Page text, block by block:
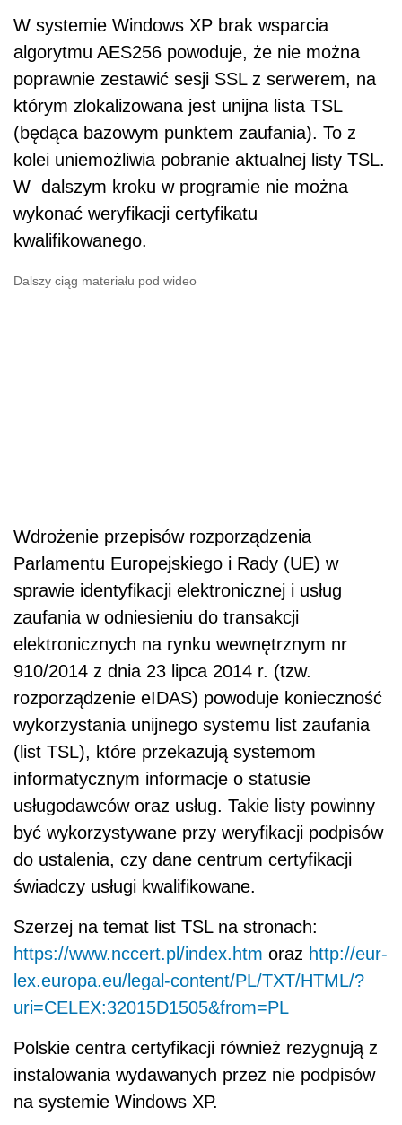
W systemie Windows XP brak wsparcia
algorytmu AES256 powoduje, że nie można
poprawnie zestawić sesji SSL z serwerem, na
którym zlokalizowana jest unijna lista TSL
(będąca bazowym punktem zaufania). To z
kolei uniemożliwia pobranie aktualnej listy TSL.
W dalszym kroku w programie nie można
wykonać weryfikacji certyfikatu
kwalifikowanego.
Dalszy ciąg materiału pod wideo
Wdrożenie przepisów rozporządzenia
Parlamentu Europejskiego i Rady (UE) w
sprawie identyfikacji elektronicznej i usług
zaufania w odniesieniu do transakcji
elektronicznych na rynku wewnętrznym nr
910/2014 z dnia 23 lipca 2014 r. (tzw.
rozporządzenie eIDAS) powoduje konieczność
wykorzystania unijnego systemu list zaufania
(list TSL), które przekazują systemom
informatycznym informacje o statusie
usługodawców oraz usług. Takie listy powinny
być wykorzystywane przy weryfikacji podpisów
do ustalenia, czy dane centrum certyfikacji
świadczy usługi kwalifikowane.
Szerzej na temat list TSL na stronach:
https://www.nccert.pl/index.htm oraz http://eur-
lex.europa.eu/legal-content/PL/TXT/HTML/?
uri=CELEX:32015D1505&from=PL
Polskie centra certyfikacji również rezygnują z
instalowania wydawanych przez nie podpisów
na systemie Windows XP.